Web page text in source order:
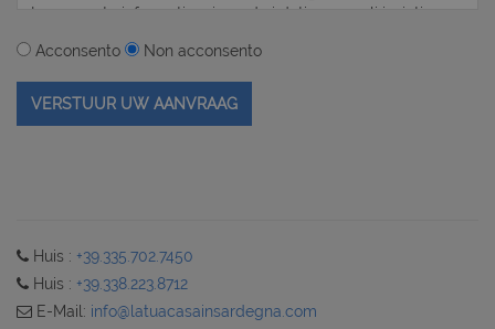
Acconsento Non acconsento
Huis : +39.335.702.7450
Huis : +39.338.223.8712
E-Mail: info@latuacasainsardegna.com